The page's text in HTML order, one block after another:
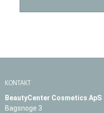
KONTAKT
BeautyCenter Cosmetics ApS
Bagsnoge 3